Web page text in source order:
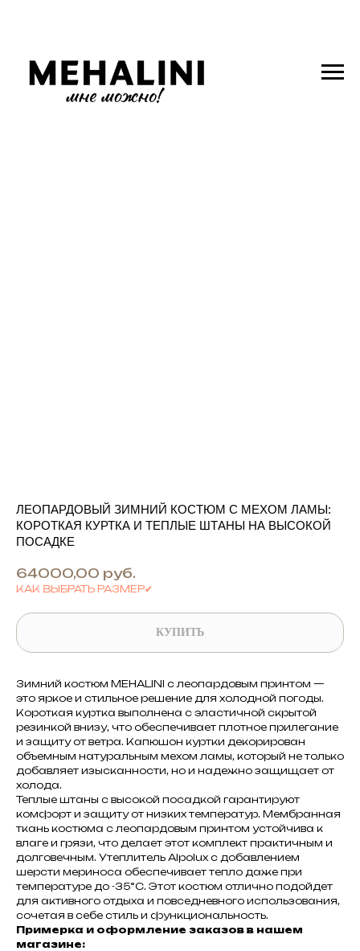
ЛЕОПАРДОВЫЙ ЗИМНИЙ КОСТЮМ С МЕХОМ ЛАМЫ:
КОРОТКАЯ КУРТКА И ТЕПЛЫЕ ШТАНЫ НА ВЫСОКОЙ
ПОСАДКЕ
64000,00 руб.
КАК ВЫБРАТЬ РАЗМЕР✔
КУПИТЬ
Зимний костюм MEHALINI с леопардовым принтом —
это яркое и стильное решение для холодной погоды.
Короткая куртка выполнена с эластичной скрытой
резинкой внизу, что обеспечивает плотное прилегание
и защиту от ветра. Капюшон куртки декорирован
объемным натуральным мехом ламы, который не только
добавляет изысканности, но и надежно защищает от
холода.
Теплые штаны с высокой посадкой гарантируют
комфорт и защиту от низких температур. Мембранная
ткань костюма с леопардовым принтом устойчива к
влаге и грязи, что делает этот комплект практичным и
долговечным. Утеплитель Alpolux с добавлением
шерсти мериноса обеспечивает тепло даже при
температуре до -35°C. Этот костюм отлично подойдет
для активного отдыха и повседневного использования,
сочетая в себе стиль и функциональность.
Примерка и оформление заказов в нашем
магазине: